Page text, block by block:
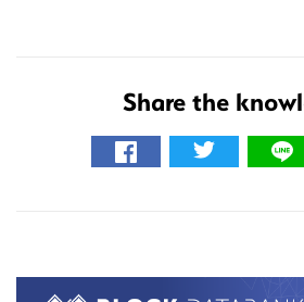
Share the